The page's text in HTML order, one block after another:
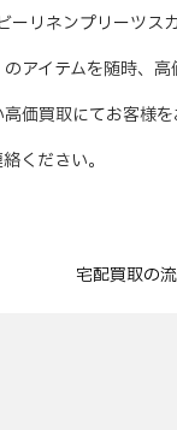
リネンプリーツス
アイテムを随時、高
価買取にてお客様を
ください。
宅配買取の